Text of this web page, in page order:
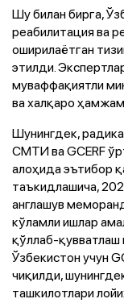
Шу билан бирга,
реабилитация ва
оширилаётган
этилди.
муваффақиятли
ва халқаро
Шунингдек,
СМТИ ва GCERF
алоҳида эътибор
таъкидлашича,
англашув
кўламли ишлар
қўллаб-
Ўзбекистон учун
чиқилди,
ташкилотлари